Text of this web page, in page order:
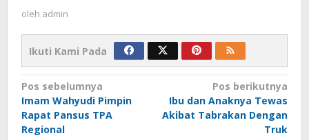
oleh admin
Ikuti Kami Pada
Navigasi
pos
Pos sebelumnya
Imam Wahyudi Pimpin
Rapat Pansus TPA
Regional
Pos berikutnya
Ibu dan Anaknya Tewas
Akibat Tabrakan Dengan
Truk